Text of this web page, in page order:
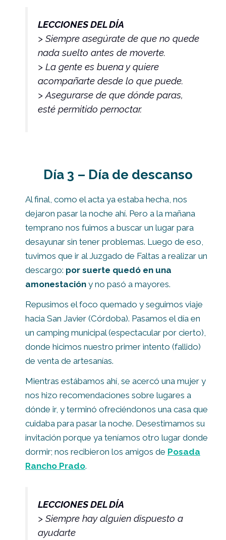
LECCIONES DEL DÍA
> Siempre asegúrate de que no quede
nada suelto antes de moverte.
> La gente es buena y quiere
acompañarte desde lo que puede.
> Asegurarse de que dónde paras,
esté permitido pernoctar.
Día 3 – Día de descanso
Al final, como el acta ya estaba hecha, nos
dejaron pasar la noche ahí. Pero a la mañana
temprano nos fuimos a buscar un lugar para
desayunar sin tener problemas. Luego de eso,
tuvimos que ir al Juzgado de Faltas a realizar un
descargo: por suerte quedó en una
amonestación y no pasó a mayores.
Repusimos el foco quemado y seguimos viaje
hacia San Javier (Córdoba). Pasamos el día en
un camping municipal (espectacular por cierto),
donde hicimos nuestro primer intento (fallido)
de venta de artesanías.
Mientras estábamos ahí, se acercó una mujer y
nos hizo recomendaciones sobre lugares a
dónde ir, y terminó ofreciéndonos una casa que
cuidaba para pasar la noche. Desestimamos su
invitación porque ya teníamos otro lugar donde
dormir; nos recibieron los amigos de Posada
Rancho Prado.
LECCIONES DEL DÍA
> Siempre hay alguien dispuesto a
ayudarte